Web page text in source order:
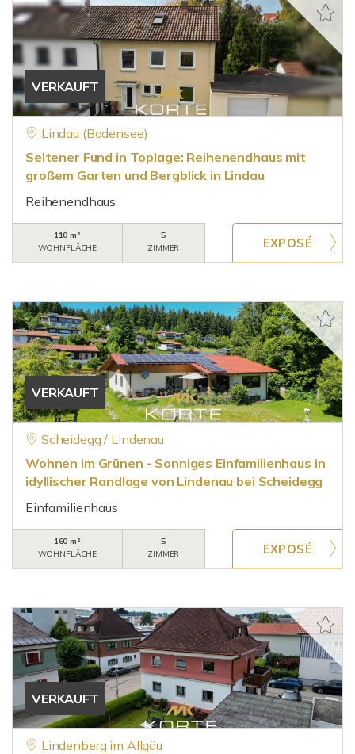
VERKAUFT
Lindau (Bodensee)
Seltener Fund in Toplage: Reihenendhaus mit
großem Garten und Bergblick in Lindau
Reihenendhaus
110 m²
WOHNFLÄCHE
5
ZIMMER
VERKAUFT
Scheidegg / Lindenau
Wohnen im Grünen - Sonniges Einfamilienhaus in
idyllischer Randlage von Lindenau bei Scheidegg
Einfamilienhaus
160 m²
WOHNFLÄCHE
5
ZIMMER
VERKAUFT
Lindenberg im Allgäu